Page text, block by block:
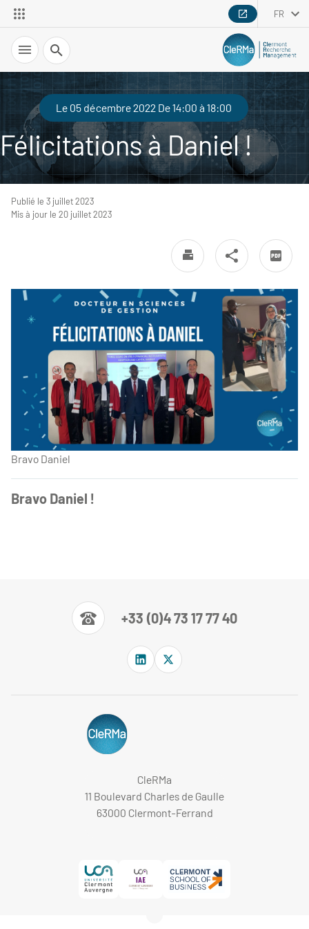
FR
Recherche
Le 05 décembre 2022 De 14:00 à 18:00
Félicitations à Daniel !
Publié le 3 juillet 2023
Mis à jour le 20 juillet 2023
Bravo Daniel
Bravo Daniel !
+33 (0)4 73 17 77 40
CleRMa
11 Boulevard Charles de Gaulle
63000 Clermont-Ferrand